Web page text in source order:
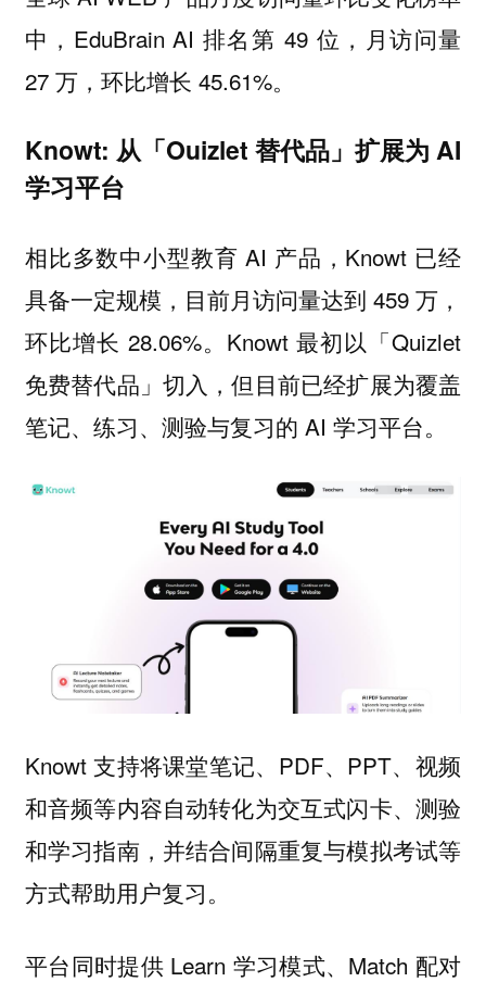
中，EduBrain AI 排名第 49 位，月访问量
27 万，环比增长 45.61%。
Knowt: 从「Ouizlet 替代品」扩展为 AI
学习平台
相比多数中小型教育 AI 产品，Knowt 已经
具备一定规模，目前月访问量达到 459 万，
环比增长 28.06%。Knowt 最初以「Quizlet
免费替代品」切入，但目前已经扩展为覆盖
笔记、练习、测验与复习的 AI 学习平台。
Knowt 支持将课堂笔记、PDF、PPT、视频
和音频等内容自动转化为交互式闪卡、测验
和学习指南，并结合间隔重复与模拟考试等
方式帮助用户复习。
平台同时提供 Learn 学习模式、Match 配对